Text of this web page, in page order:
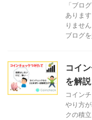
「ブロ
ありま
りませ
ブログ
コイ
を解説
コイン
やり方
クの積